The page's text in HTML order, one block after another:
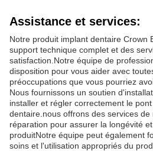
Assistance et services:
Notre produit implant dentaire Crown
support technique complet et des
satisfaction.Notre équipe de
disposition pour vous aider avec
préoccupations que vous pourriez
Nous fournissons un soutien
installer et régler correctement le
dentaire.nous offrons des services
réparation pour assurer la longévité
produitNotre équipe peut également
soins et l'utilisation appropriés du